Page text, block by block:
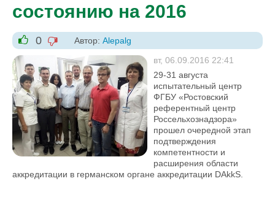
состоянию на 2016
+1
0
-1
Автор: Alepalg
вт, 06.09.2016 22:41
29-31 августа
испытательный центр
ФГБУ «Ростовский
референтный центр
Россельхознадзора»
прошел очередной этап
подтверждения
компетентности и
расширения области
аккредитации в германском органе аккредитации DAkkS.